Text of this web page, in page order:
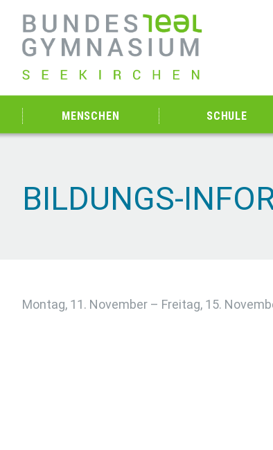
MENSCHEN SCHULE
BILDUNGS-
Montag, 11. November – Freitag, 15.